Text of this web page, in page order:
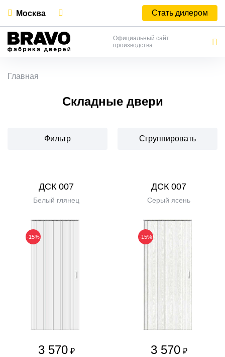
Москва Стать дилером
Официальный сайт
производства
Главная
Складные двери
Фильтр Сгруппировать
ДСК 007
Белый глянец
-15%
3 570 ₽
ДСК 007
Серый ясень
-15%
3 570 ₽